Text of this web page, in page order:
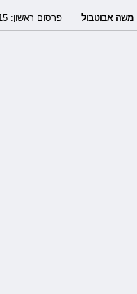
משה אבוטבול פרסום ראשון: 18/12/2015, 08:23